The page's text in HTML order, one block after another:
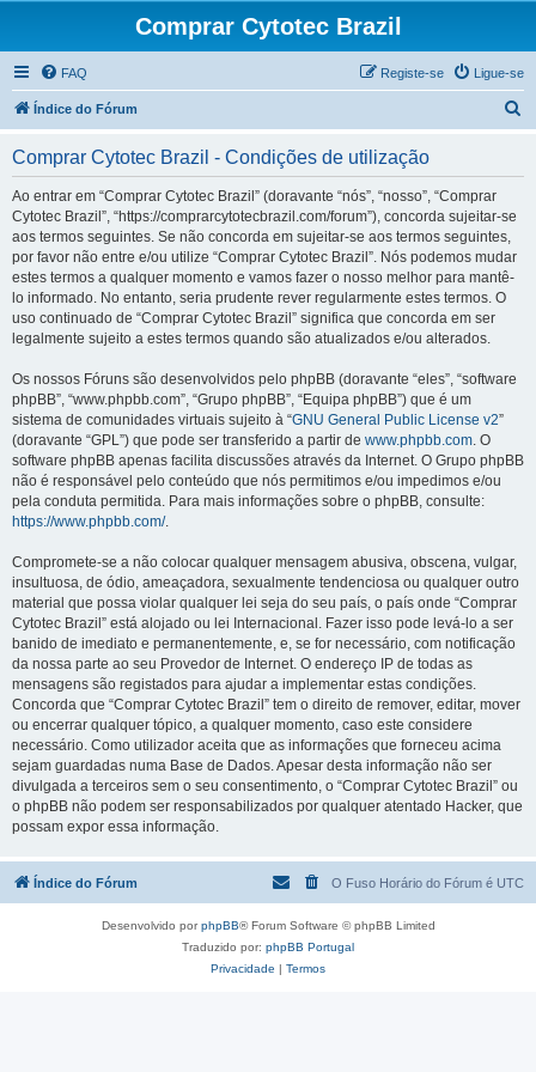
Comprar Cytotec Brazil
FAQ Ligue-se
Registe-se
Índice do Fórum
Comprar Cytotec Brazil - Condições de utilização
Ao entrar em “Comprar Cytotec Brazil” (doravante “nós”, “nosso”, “Comprar
Cytotec Brazil”, “https://comprarcytotecbrazil.com/forum”), concorda sujeitar-se
aos termos seguintes. Se não concorda em sujeitar-se aos termos seguintes,
por favor não entre e/ou utilize “Comprar Cytotec Brazil”. Nós podemos mudar
estes termos a qualquer momento e vamos fazer o nosso melhor para mantê-
lo informado. No entanto, seria prudente rever regularmente estes termos. O
uso continuado de “Comprar Cytotec Brazil” significa que concorda em ser
legalmente sujeito a estes termos quando são atualizados e/ou alterados.
Os nossos Fóruns são desenvolvidos pelo phpBB (doravante “eles”, “software
phpBB”, “www.phpbb.com”, “Grupo phpBB”, “Equipa phpBB”) que é um
sistema de comunidades virtuais sujeito à “GNU General Public License v2”
(doravante “GPL”) que pode ser transferido a partir de www.phpbb.com. O
software phpBB apenas facilita discussões através da Internet. O Grupo phpBB
não é responsável pelo conteúdo que nós permitimos e/ou impedimos e/ou
pela conduta permitida. Para mais informações sobre o phpBB, consulte:
https://www.phpbb.com/.
Compromete-se a não colocar qualquer mensagem abusiva, obscena, vulgar,
insultuosa, de ódio, ameaçadora, sexualmente tendenciosa ou qualquer outro
material que possa violar qualquer lei seja do seu país, o país onde “Comprar
Cytotec Brazil” está alojado ou lei Internacional. Fazer isso pode levá-lo a ser
banido de imediato e permanentemente, e, se for necessário, com notificação
da nossa parte ao seu Provedor de Internet. O endereço IP de todas as
mensagens são registados para ajudar a implementar estas condições.
Concorda que “Comprar Cytotec Brazil” tem o direito de remover, editar, mover
ou encerrar qualquer tópico, a qualquer momento, caso este considere
necessário. Como utilizador aceita que as informações que forneceu acima
sejam guardadas numa Base de Dados. Apesar desta informação não ser
divulgada a terceiros sem o seu consentimento, o “Comprar Cytotec Brazil” ou
o phpBB não podem ser responsabilizados por qualquer atentado Hacker, que
possam expor essa informação.
Índice do Fórum O Fuso Horário do Fórum é UTC
Desenvolvido porphpBB® Forum Software © phpBB Limited
Traduzido por: phpBB Portugal
Privacidade | Termos